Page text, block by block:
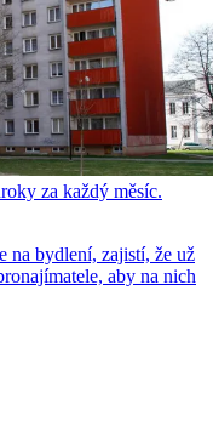
za každý měsíc.
na bydlení, zajistí, že už
aby na nich